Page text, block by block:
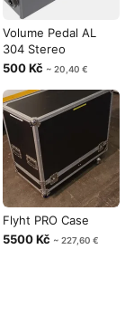
Volume Pedal AL
304 Stereo
500 Kč ~ 20,40 €
Flyht PRO Case
5500 Kč ~ 227,60 €